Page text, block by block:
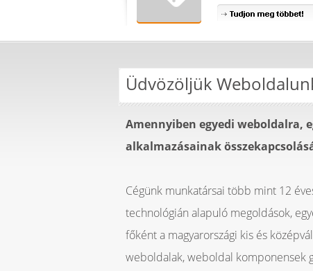
Üdvözöljük
Amennyiben egyedi weboldalra,
alkalmazásainak
Cégünk munkatársai több mint 12
technológián alapuló megoldások,
főként a magyarországi kis és
weboldalak, weboldal komponensek